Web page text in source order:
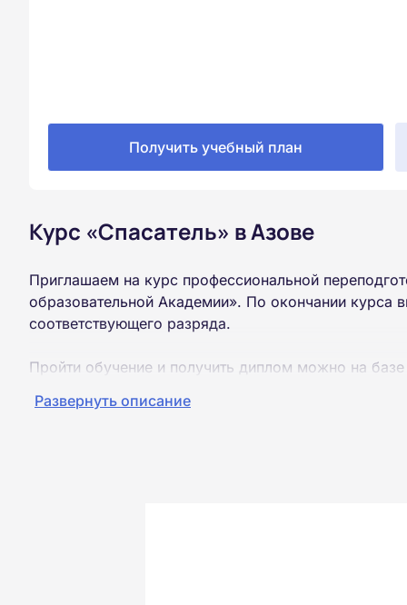
Получить учебный план
Курс «Спасатель» в Азове
Приглашаем на курс профессиональной
образовательной Академии». По окончании курса
соответствующего разряда.
Пройти обучение и получить диплом можно на
Развернуть описание